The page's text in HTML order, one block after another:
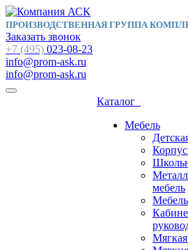
ПРОИЗВОДСТВЕННАЯ ГРУППА
Заказать звонок
+7 (495) 023-08-23
info@prom-ask.ru
info@prom-ask.ru
Каталог
Мебель
мебель